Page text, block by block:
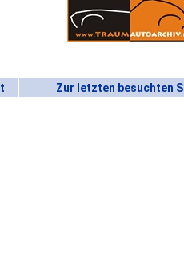
Zur letzten besuchten